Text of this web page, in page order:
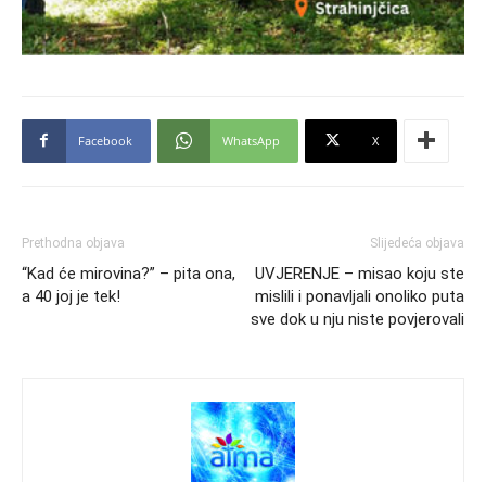
Facebook WhatsApp X
Prethodna objava
“Kad će mirovina?” – pita ona,
a 40 joj je tek!
Slijedeća objava
UVJERENJE – misao koju ste
mislili i ponavljali onoliko puta
sve dok u nju niste povjerovali